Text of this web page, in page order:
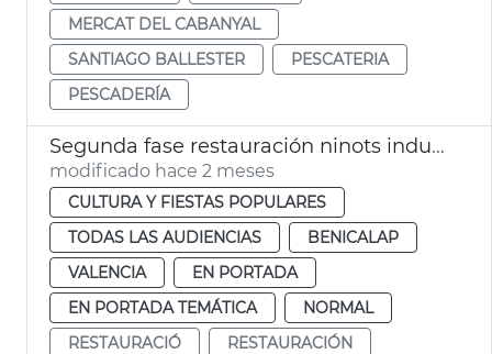
MERCAT DEL CABANYAL
SANTIAGO BALLESTER
PESCATERIA
PESCADERÍA
Segunda fase restauración ninots indultats Museo Fallero València
modificado hace 2 meses
CULTURA Y FIESTAS POPULARES
TODAS LAS AUDIENCIAS
BENICALAP
VALENCIA
EN PORTADA
EN PORTADA TEMÁTICA
NORMAL
RESTAURACIÓ
RESTAURACIÓN